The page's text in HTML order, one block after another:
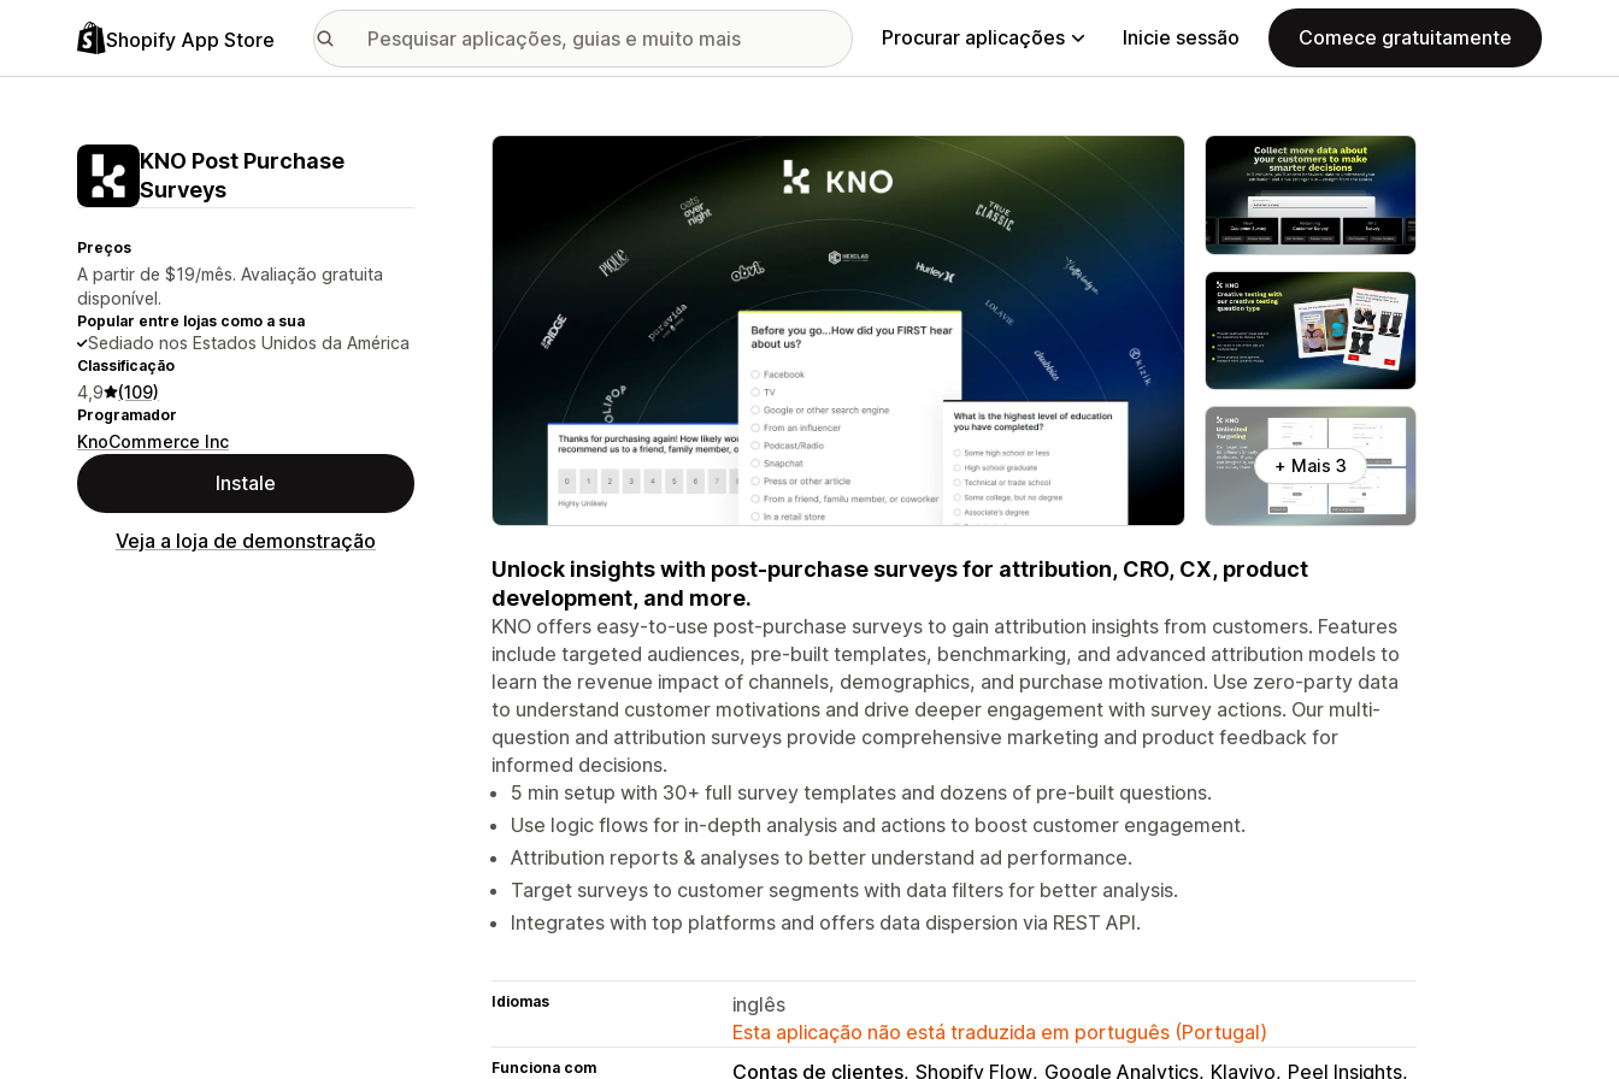
Shopify App Store Procurar aplicações Inicie sessão Comece gratuitamente
KNO Post Purchase
Surveys
Preços
A partir de $19/mês. Avaliação gratuita
disponível.
Popular entre lojas como a sua
Sediado nos Estados Unidos da América
Classificação
4,9 (109)
Programador
KnoCommerce Inc
Instale
Veja a loja de demonstração
Galeria de imagens em destaque
+ Mais 3
Unlock insights with post-purchase surveys for attribution, CRO, CX, product
development, and more.
KNO offers easy-to-use post-purchase surveys to gain attribution insights from customers. Features
include targeted audiences, pre-built templates, benchmarking, and advanced attribution models to
learn the revenue impact of channels, demographics, and purchase motivation. Use zero-party data
to understand customer motivations and drive deeper engagement with survey actions. Our multi-
question and attribution surveys provide comprehensive marketing and product feedback for
informed decisions.
5 min setup with 30+ full survey templates and dozens of pre-built questions.
Use logic flows for in-depth analysis and actions to boost customer engagement.
Attribution reports & analyses to better understand ad performance.
Target surveys to customer segments with data filters for better analysis.
Integrates with top platforms and offers data dispersion via REST API.
Idiomas
inglês
Esta aplicação não está traduzida em português (Portugal)
Funciona com Contas de clientes Shopify Flow Google Analytics Klaviyo Peel Insights